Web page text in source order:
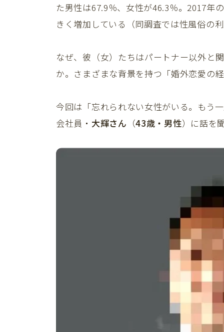
た男性は67.9％、女性が46.3％。2017年
きく増加している（同調査では性風俗の
なぜ、彼（女）たちはパートナー以外と
か。さまざまな背景を持つ「婚外恋愛の
今回は「忘れられない女性がいる。もう
会社員・ 大輝さん （43歳・男性）に話を